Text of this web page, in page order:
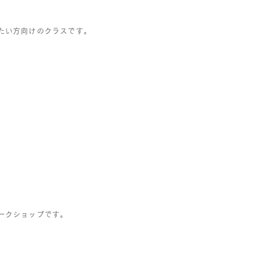
い方向けのクラスです。
クショップです。